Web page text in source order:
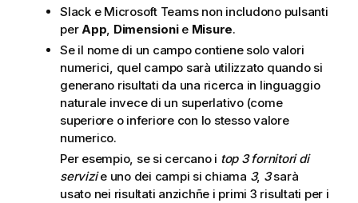
Slack e Microsoft Teams non includono pulsanti
perApp, Dimensionie Misure.
Se il nome di un campo contiene solo valori
numerici, quel campo sarà utilizzato quando si
generano risultati da una ricerca in linguaggio
naturale invece di un superlativo (come
superiore o inferiore con lo stesso valore
numerico.
Per esempio, se si cercano i top 3 fornitori di
servizie uno dei campi si chiama 3, 3sarà
usato nei risultati anzichñe i primi 3 risultati per i